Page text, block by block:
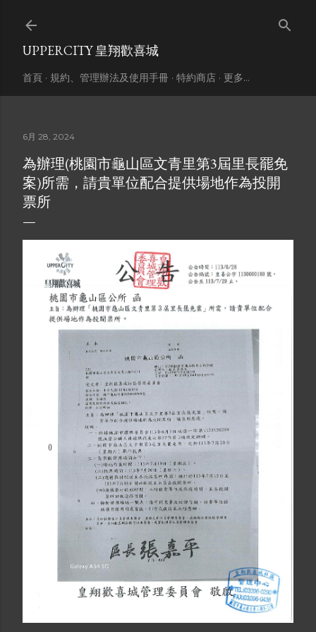
UPPERCITY 皇翔歡喜城
首頁 規約、管理辦法及使用手冊 特約商店 更多…
6月 28, 2024
為辦理(桃園市龜山區文青里第3屆里長罷免
案)所需，請貴單位配合提供場地作為投開
票所